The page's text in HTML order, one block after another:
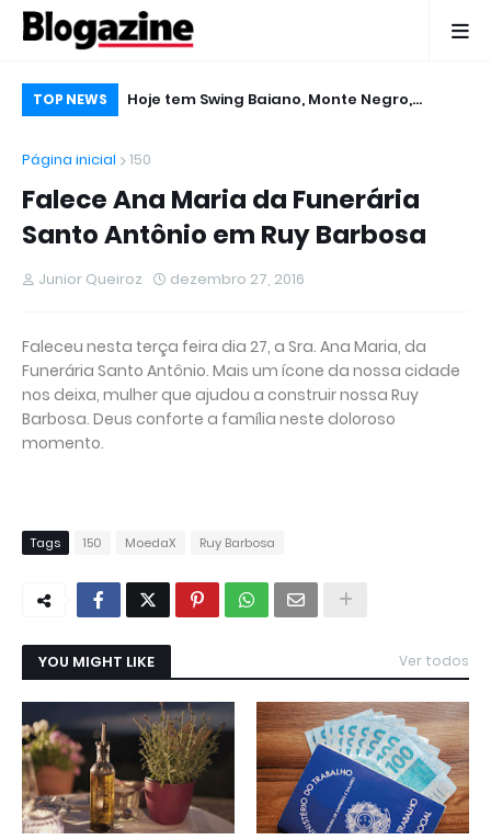
TOP NEWS
em
Hoje tem Swing Baiano, Monte Negro,
2016 em Ruy Barbosa
Página inicial
150
Falece Ana Maria da Funerária
Santo Antônio em Ruy Barbosa
Junior Queiroz dezembro 27, 2016
​Faleceu nesta terça feira dia 27, a Sra. Ana Maria, da
Funerária Santo Antônio. Mais um ícone da nossa cidade
nos deixa, mulher que ajudou a construir nossa Ruy
Barbosa. Deus conforte a família neste doloroso
momento.
Tags 150 MoedaX Ruy Barbosa
YOU MIGHT LIKE Ver todos